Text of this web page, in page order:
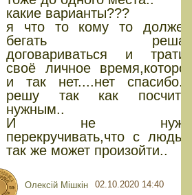
какие варианты???
я что то кому то
бегать
договариваться и
своё личное
и так нет....нет
решу так как
нужным..
И не
перекручивать,что с
так же может произойти..
Олексiй Мiшкiн
02.10.2020 14:40